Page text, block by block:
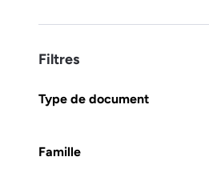
Filtres
Type de document
Famille